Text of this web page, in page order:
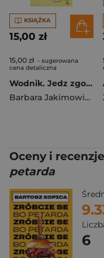
KSIĄŻKA
15,00 zł
15,00 zł - sugerowana
cena detaliczna
Wodnik. Jedz zgodnie ze swoim znakiem zodiaku
Barbara Jakimowicz-Klein
Oceny i
petarda
6